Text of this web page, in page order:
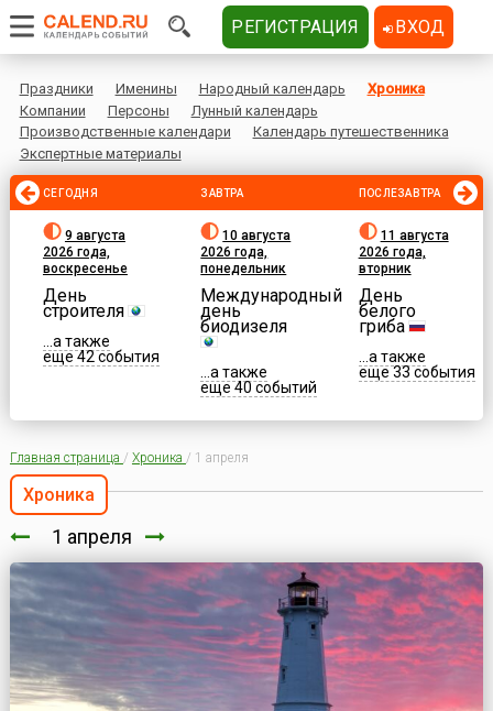
Праздники Именины Народный календарь
Хроника
Компании
Персоны
Лунный календарь
Производственные календари
Календарь путешественника
Экспертные материалы
СЕГОДНЯ
9 августа
2026 года,
воскресенье
День
строителя
...а также
еще 42 события
ЗАВТРА
10 августа
2026 года,
понедельник
Международный
день
биодизеля
...а также
еще 40 событий
ПОСЛЕЗАВТРА
11 августа
2026 года,
вторник
День
белого
гриба
...а также
еще 33 события
Главная страница / Хроника / 1 апреля
Хроника
1 апреля
РЕГИСТРАЦИЯ ВХОД